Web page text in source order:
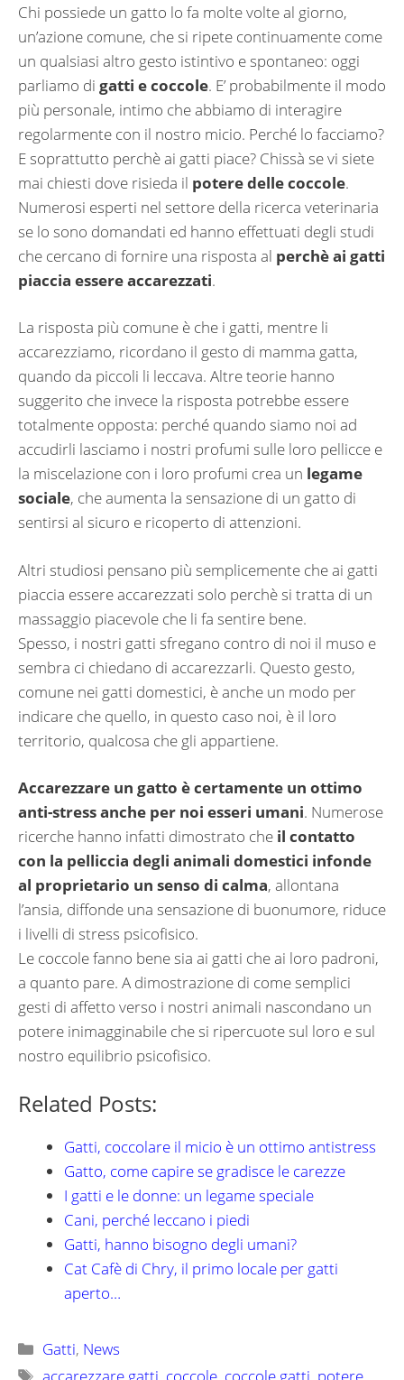
Chi possiede un gatto lo fa molte volte al giorno,
un’azione comune, che si ripete continuamente come
un qualsiasi altro gesto istintivo e spontaneo: oggi
parliamo di gatti e coccole. E’ probabilmente il modo
più personale, intimo che abbiamo di interagire
regolarmente con il nostro micio. Perché lo facciamo?
E soprattutto perchè ai gatti piace? Chissà se vi siete
mai chiesti dove risieda il potere delle coccole.
Numerosi esperti nel settore della ricerca veterinaria
se lo sono domandati ed hanno effettuati degli studi
che cercano di fornire una risposta al perchè ai gatti
piaccia essere accarezzati.
La risposta più comune è che i gatti, mentre li
accarezziamo, ricordano il gesto di mamma gatta,
quando da piccoli li leccava. Altre teorie hanno
suggerito che invece la risposta potrebbe essere
totalmente opposta: perché quando siamo noi ad
accudirli lasciamo i nostri profumi sulle loro pellicce e
la miscelazione con i loro profumi crea un legame
sociale, che aumenta la sensazione di un gatto di
sentirsi al sicuro e ricoperto di attenzioni.
Altri studiosi pensano più semplicemente che ai gatti
piaccia essere accarezzati solo perchè si tratta di un
massaggio piacevole che li fa sentire bene.
Spesso, i nostri gatti sfregano contro di noi il muso e
sembra ci chiedano di accarezzarli. Questo gesto,
comune nei gatti domestici, è anche un modo per
indicare che quello, in questo caso noi, è il loro
territorio, qualcosa che gli appartiene.
Accarezzare un gatto è certamente un ottimo
anti-stress anche per noi esseri umani. Numerose
ricerche hanno infatti dimostrato che il contatto
con la pelliccia degli animali domestici infonde
al proprietario un senso di calma, allontana
l’ansia, diffonde una sensazione di buonumore, riduce
i livelli di stress psicofisico.
Le coccole fanno bene sia ai gatti che ai loro padroni,
a quanto pare. A dimostrazione di come semplici
gesti di affetto verso i nostri animali nascondano un
potere inimagginabile che si ripercuote sul loro e sul
nostro equilibrio psicofisico.
Related Posts:
Gatti, coccolare il micio è un ottimo antistress
Gatto, come capire se gradisce le carezze
I gatti e le donne: un legame speciale
Cani, perché leccano i piedi
Gatti, hanno bisogno degli umani?
Cat Cafè di Chry, il primo locale per gatti
aperto…
Categorie
Gatti, News
Tag
accarezzare gatti coccole coccole gatti potere